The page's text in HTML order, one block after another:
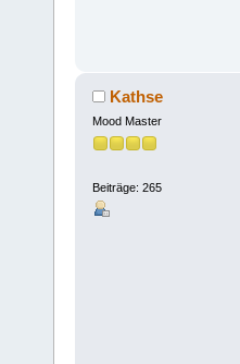
Kathse
Mood Master
Beiträge: 265